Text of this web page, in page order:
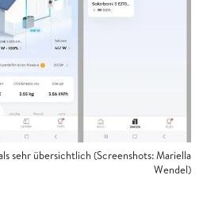
sehr übersichtlich (Screenshots: Mariella
Wendel)